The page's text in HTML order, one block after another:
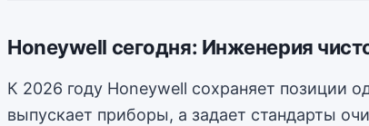
Honeywell сегодня: Инженерия
К 2026 году Honeywell сохраняет позиции
выпускает приборы, а задает стандарты